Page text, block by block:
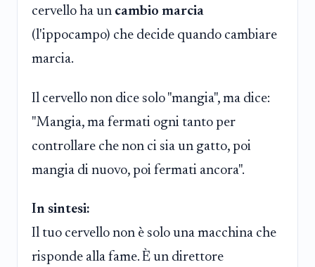
cervello ha un cambio marcia
(l'ippocampo) che decide quando cambiare
marcia.
Il cervello non dice solo "mangia", ma dice:
"Mangia, ma fermati ogni tanto per
controllare che non ci sia un gatto, poi
mangia di nuovo, poi fermati ancora".
In sintesi:
Il tuo cervello non è solo una macchina che
risponde alla fame. È un direttore